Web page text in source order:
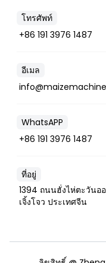
โทรศัพท์
+86 191 3976 1487
อีเมล
WhatsAPP
+86 191 3976 1487
ที่อยู่
1394 ถนนฮั่งไห่ตะวันอ
เจิ้งโจว ประเทศจีน